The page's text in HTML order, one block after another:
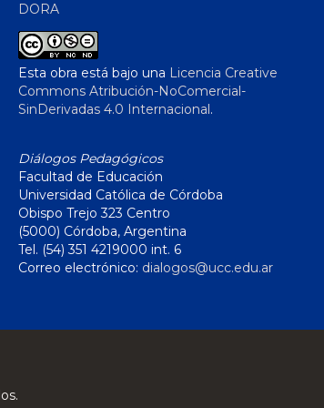
DORA
Esta obra está bajo una Licencia Creative
Commons Atribución-NoComercial-
SinDerivadas 4.0 Internacional.
Diálogos Pedagógicos
Facultad de Educación
Universidad Católica de Córdoba
Obispo Trejo 323 Centro
(5000) Córdoba, Argentina
Tel. (54) 351 4219000 int. 6
Correo electrónico: dialogos@ucc.edu.ar